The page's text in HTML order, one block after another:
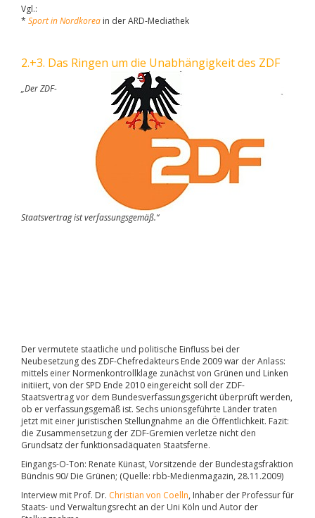
Vgl.:
* Sport in Nordkorea in der ARD-Mediathek
2.+3. Das Ringen um die Unabhängigkeit des ZDF
„Der ZDF-
Staatsvertrag ist verfassungsgemäß.“
Der vermutete staatliche und politische Einfluss bei der
Neubesetzung des ZDF-Chefredakteurs Ende 2009 war der Anlass:
mittels einer Normenkontrollklage zunächst von Grünen und Linken
initiiert, von der SPD Ende 2010 eingereicht soll der ZDF-
Staatsvertrag vor dem Bundesverfassungsgericht überprüft werden,
ob er verfassungsgemäß ist. Sechs unionsgeführte Länder traten
jetzt mit einer juristischen Stellungnahme an die Öffentlichkeit. Fazit:
die Zusammensetzung der ZDF-Gremien verletze nicht den
Grundsatz der funktionsadäquaten Staatsferne.
Eingangs-O-Ton: Renate Künast, Vorsitzende der Bundestagsfraktion
Bündnis 90/ Die Grünen; (Quelle: rbb-Medienmagazin, 28.11.2009)
Interview mit Prof. Dr. Christian von Coelln, Inhaber der Professur für
Staats- und Verwaltungsrecht an der Uni Köln und Autor der